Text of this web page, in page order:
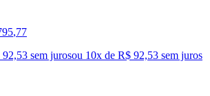
,77
sem jurosou 10x de R$ 92,53 sem juros